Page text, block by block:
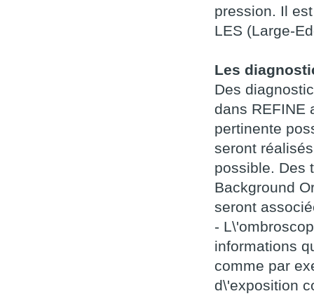
pression. Il
LES (Large-
Les
Des
dans REFINE
pertinente
seront
possible. Des
Background
seront
-
informations
comme par
d\'exposition